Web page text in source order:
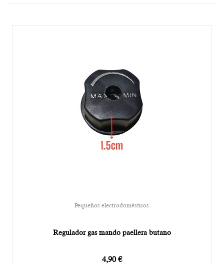
Pequeños electrodomésticos
Regulador gas mando paellera butano
4,90€